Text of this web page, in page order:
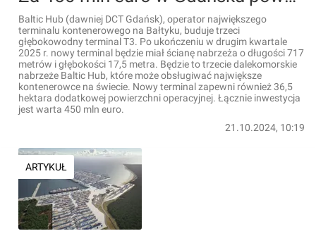
Baltic Hub (dawniej DCT Gdańsk), operator największego
terminalu kontenerowego na Bałtyku, buduje trzeci
głębokowodny terminal T3. Po ukończeniu w drugim kwartale
2025 r. nowy terminal będzie miał ścianę nabrzeża o długości 717
metrów i głębokości 17,5 metra. Będzie to trzecie dalekomorskie
nabrzeże Baltic Hub, które może obsługiwać największe
kontenerowce na świecie. Nowy terminal zapewni również 36,5
hektara dodatkowej powierzchni operacyjnej. Łącznie inwestycja
jest warta 450 mln euro.
21.10.2024, 10:19
ARTYKUŁ